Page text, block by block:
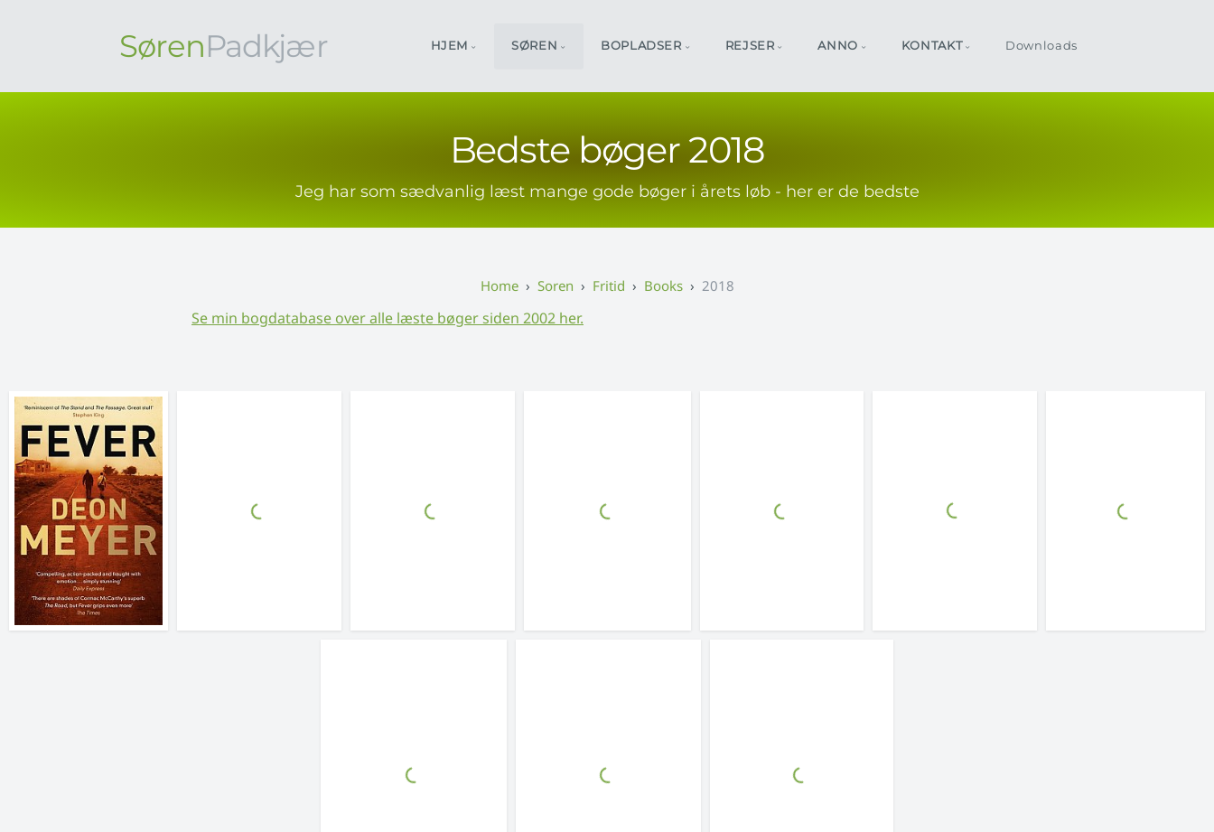
SørenPadkjær HJEM SØREN BOPLADSER REJSER ANNO KONTAKT Downloads
Bedste bøger 2018
Jeg har som sædvanlig læst mange gode bøger i årets løb - her er de bedste
Soren Fritid Books 2018
Se min bogdatabase over alle læste bøger siden 2002 her.